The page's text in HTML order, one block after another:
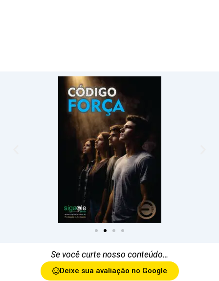
Se você curte nosso conteúdo…
Deixe sua avaliação no Google